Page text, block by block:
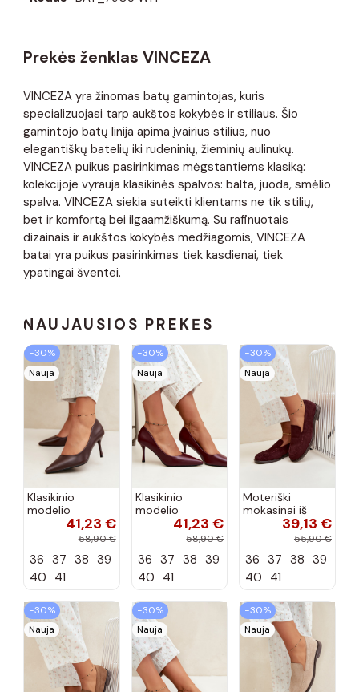
Prekės ženklas VINCEZA
VINCEZA yra žinomas batų gamintojas, kuris
specializuojasi tarp aukštos kokybės ir stiliaus. Šio
gamintojo batų linija apima įvairius stilius, nuo
elegantiškų batelių iki rudeninių, žieminių aulinukų.
VINCEZA puikus pasirinkimas mėgstantiems klasiką:
kolekcijoje vyrauja klasikinės spalvos: balta, juoda, smėlio
spalva. VINCEZA siekia suteikti klientams ne tik stilių,
bet ir komfortą bei ilgaamžiškumą. Su rafinuotais
dizainais ir aukštos kokybės medžiagomis, VINCEZA
batai yra puikus pasirinkimas tiek kasdienai, tiek
ypatingai šventei.
NAUJAUSIOS PREKĖS
−30%
Nauja
Klasikinio
modelio
aukštakulniai
šokolado
spalvos Nesha
41,23 €
58,90 €
36 37 38 39
40 41
−30%
Nauja
Klasikinio
modelio
aukštakulniai
bordo spalvos
Nesha
41,23 €
58,90 €
36 37 38 39
40 41
−30%
Nauja
Moteriški
mokasinai iš
dirbtinės
zomšos, bordo
39,13 €
55,90 €
36 37 38 39
40 41
−30%
Nauja
−30%
Nauja
−30%
Nauja